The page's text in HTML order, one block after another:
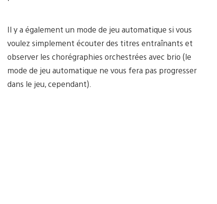
Il y a également un mode de jeu automatique si vous
voulez simplement écouter des titres entraînants et
observer les chorégraphies orchestrées avec brio (le
mode de jeu automatique ne vous fera pas progresser
dans le jeu, cependant).